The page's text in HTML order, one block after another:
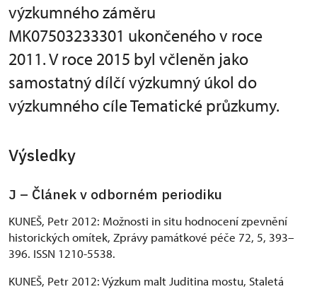
výzkumného záměru
MK07503233301 ukončeného v roce
2011. V roce 2015 byl včleněn jako
samostatný dílčí výzkumný úkol do
výzkumného cíle Tematické průzkumy.
Výsledky
J – Článek v odborném periodiku
KUNEŠ, Petr 2012: Možnosti in situ hodnocení zpevnění
historických omítek, Zprávy památkové péče 72, 5, 393–
396. ISSN 1210-5538.
KUNEŠ, Petr 2012: Výzkum malt Juditina mostu, Staletá